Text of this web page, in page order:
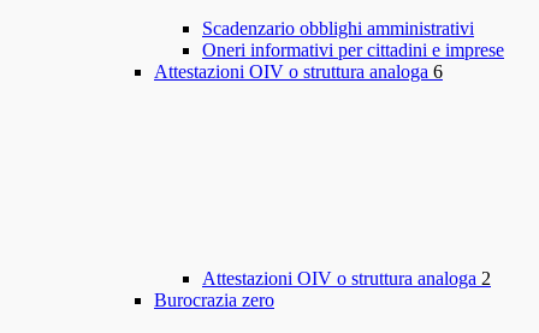
Scadenzario obblighi amministrativi
Oneri informativi per cittadini e imprese
Attestazioni OIV o struttura analoga 6
Attestazioni OIV o struttura analoga 2
Burocrazia zero